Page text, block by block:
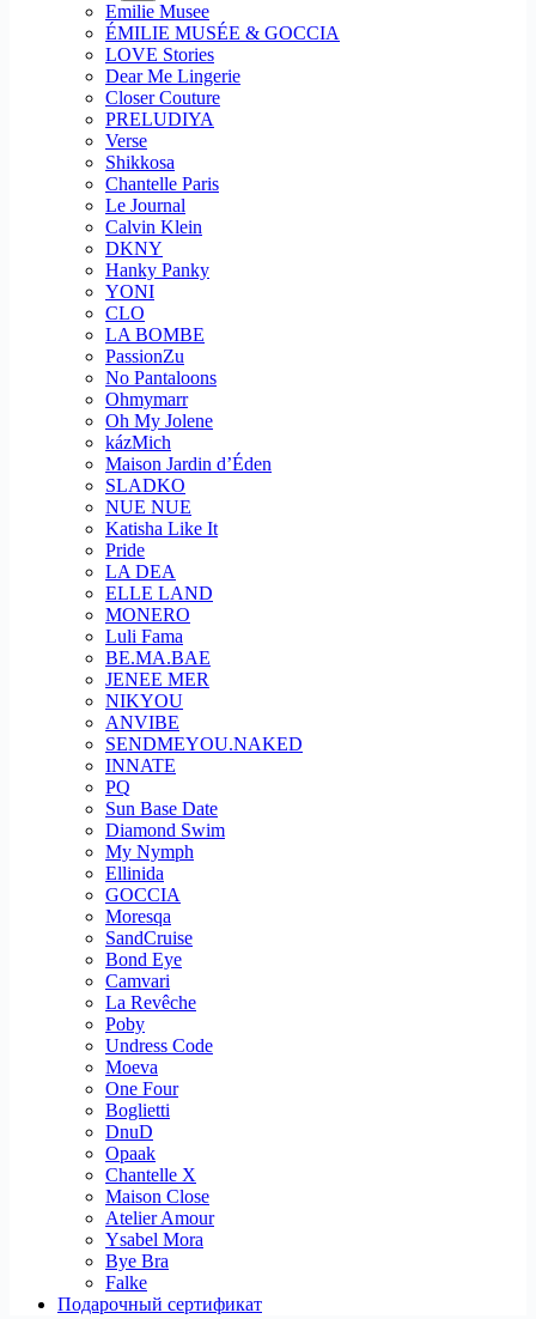
Emilie Musee
ÉMILIE MUSÉE & GOCCIA
LOVE Stories
Dear Me Lingerie
Closer Couture
PRELUDIYA
Verse
Shikkosa
Chantelle Paris
Le Journal
Calvin Klein
DKNY
Hanky Panky
YONI
CLO
LA BOMBE
PassionZu
No Pantaloons
Ohmymarr
Oh My Jolene
kázMich
Maison Jardin d’Éden
SLADKO
NUE NUE
Katisha Like It
Pride
LA DEA
ELLE LAND
MONERO
Luli Fama
BE.MA.BAE
JENEE MER
NIKYOU
ANVIBE
SENDMEYOU.NAKED
INNATE
PQ
Sun Base Date
Diamond Swim
My Nymph
Ellinida
GOCCIA
Moresqa
SandCruise
Bond Eye
Camvari
La Revêche
Poby
Undress Code
Moeva
One Four
Boglietti
DnuD
Opaak
Chantelle X
Maison Close
Atelier Amour
Ysabel Mora
Bye Bra
Falke
Подарочный сертификат